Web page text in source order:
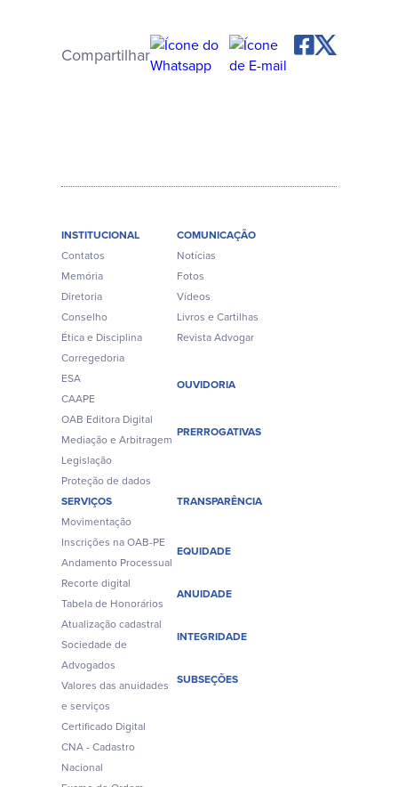
Compartilhar
INSTITUCIONAL
Contatos
Memória
Diretoria
Conselho
Ética e Disciplina
Corregedoria
ESA
CAAPE
OAB Editora Digital
Mediação e Arbitragem
Legislação
Proteção de dados
COMUNICAÇÃO
Notícias
Fotos
Vídeos
Livros e Cartilhas
Revista Advogar
OUVIDORIA
PRERROGATIVAS
SERVIÇOS
Movimentação
Inscrições na OAB-PE
Andamento Processual
Recorte digital
Tabela de Honorários
Atualização cadastral
Sociedade de
Advogados
Valores das anuidades
e serviços
Certificado Digital
CNA - Cadastro
Nacional
TRANSPARÊNCIA
EQUIDADE
ANUIDADE
INTEGRIDADE
SUBSEÇÕES